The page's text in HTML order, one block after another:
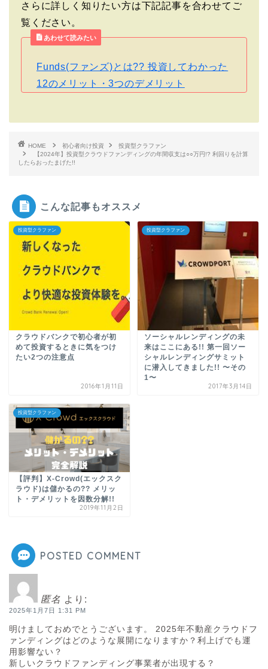
さらに詳しく知りたい方は下記記事を合わせてご
覧ください。
あわせて読みたい
Funds(ファンズ)とは?? 投資してわかった
12のメリット・3つのデメリット
HOME 初心者向け投資
投資型クラファン
【2024年】投資型クラウドファンディングの年間収支は○○万円!? 利回りを計算
したらおったまげた!!
こんな記事もオススメ
投資型クラファン
クラウドバンクで初心者が初
めて投資するときに気をつけ
たい2つの注意点
2016年1月11日
投資型クラファン
ソーシャルレンディングの未
来はここにある!! 第一回ソー
シャルレンディングサミット
に潜入してきました!! 〜その
1〜
2017年3月14日
投資型クラファン
【評判】X-Crowd(エックスク
ラウド)は儲かるの?? メリッ
ト・デメリットを因数分解!!
2019年11月2日
POSTED COMMENT
匿名 より:
2025年1月7日 1:31 PM
明けましておめでとうございます。 2025年不動産クラウドフ
ァンディングはどのような展開になりますか？利上げでも運
用影響ない？
新しいクラウドファンディング事業者が出現する？